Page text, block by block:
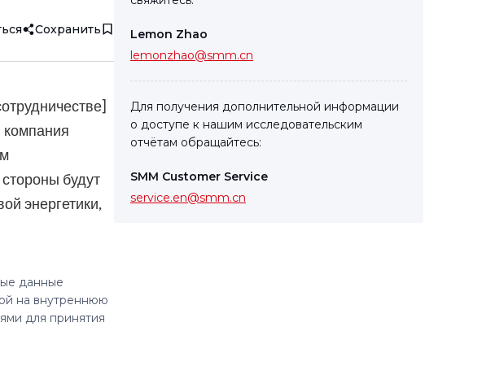
Сохранить
будут
энергетики,
данные
на внутреннюю
для принятия
Lemon Zhao
lemonzhao@smm.cn
Для получения дополнительной информации
о доступе к нашим исследовательским
отчётам обращайтесь:
SMM Customer Service
service.en@smm.cn